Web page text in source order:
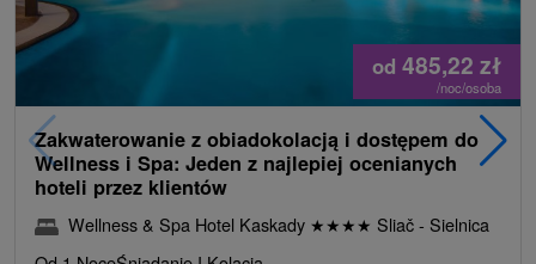
od 485,22 zł
/noc/osoba
Zakwaterowanie z obiadokolacją i dostępem do
Wellness i Spa: Jeden z najlepiej ocenianych
hoteli przez klientów
Wellness & Spa Hotel Kaskady ★★★★ Sliač - Sielnica